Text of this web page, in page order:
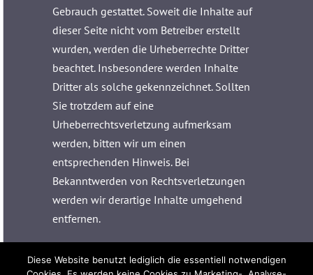
Gebrauch gestattet. Soweit die Inhalte auf
dieser Seite nicht vom Betreiber erstellt
wurden, werden die Urheberrechte Dritter
beachtet. Insbesondere werden Inhalte
Dritter als solche gekennzeichnet. Sollten
Sie trotzdem auf eine
Urheberrechtsverletzung aufmerksam
werden, bitten wir um einen
entsprechenden Hinweis. Bei
Bekanntwerden von Rechtsverletzungen
werden wir derartige Inhalte umgehend
entfernen.
Datenschutz:
Diese Website benutzt lediglich die essentiell notwendigen